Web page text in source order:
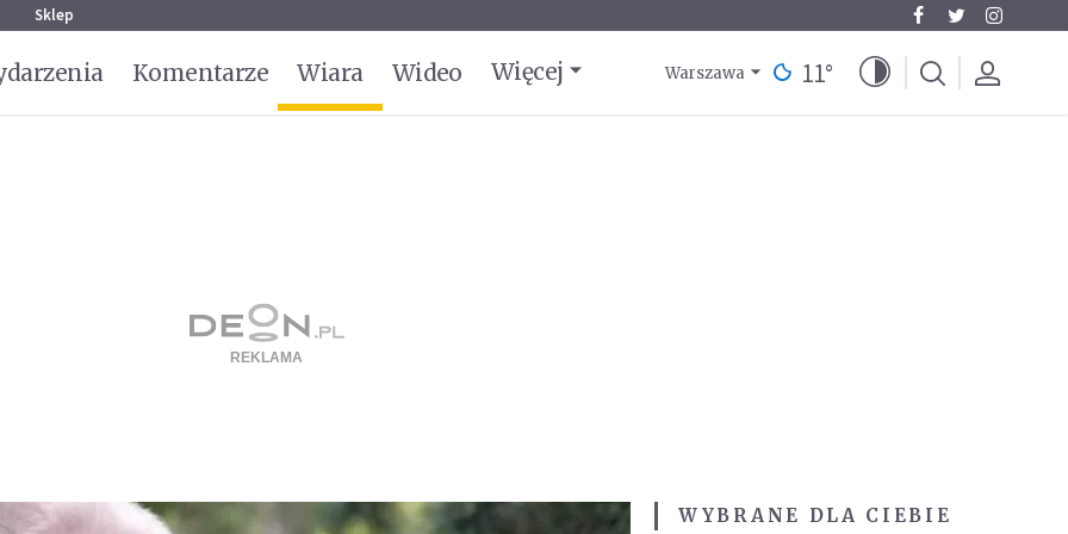
Sklep
Komentarze Wiara Wideo Więcej Warszawa 11°
WYBRANE DLA CIEBIE